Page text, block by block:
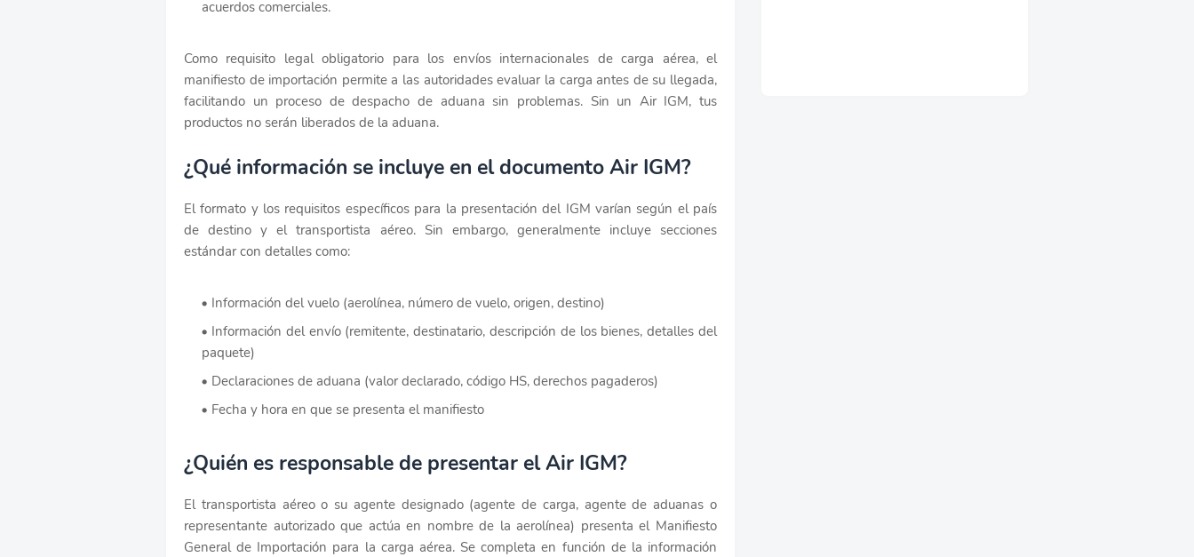
acuerdos comerciales.
Como requisito legal obligatorio para los envíos internacionales de carga aérea, el
manifiesto de importación permite a las autoridades evaluar la carga antes de su llegada,
facilitando un proceso de despacho de aduana sin problemas. Sin un Air IGM, tus
productos no serán liberados de la aduana.
¿Qué información se incluye en el documento Air IGM?
El formato y los requisitos específicos para la presentación del IGM varían según el país
de destino y el transportista aéreo. Sin embargo, generalmente incluye secciones
estándar con detalles como:
Información del vuelo (aerolínea, número de vuelo, origen, destino)
Información del envío (remitente, destinatario, descripción de los bienes, detalles del
paquete)
Declaraciones de aduana (valor declarado, código HS, derechos pagaderos)
Fecha y hora en que se presenta el manifiesto
¿Quién es responsable de presentar el Air IGM?
El transportista aéreo o su agente designado (agente de carga, agente de aduanas o
representante autorizado que actúa en nombre de la aerolínea) presenta el Manifiesto
General de Importación para la carga aérea. Se completa en función de la información